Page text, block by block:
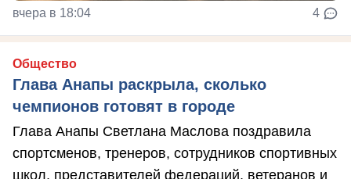
вчера в 18:04 4
Общество
Глава Анапы раскрыла, сколько
чемпионов готовят в городе
Глава Анапы Светлана Маслова поздравила
спортсменов, тренеров, сотрудников спортивных
школ, представителей федераций, ветеранов и